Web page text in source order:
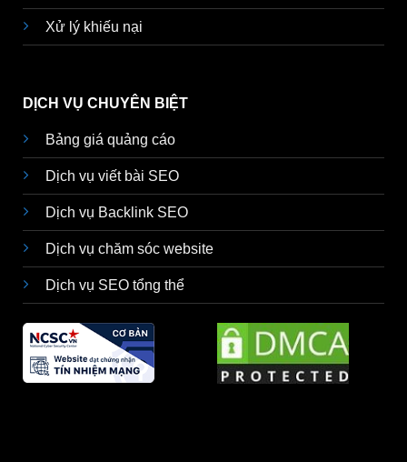
Xử lý khiếu nại
DỊCH VỤ CHUYÊN BIỆT
Bảng giá quảng cáo
Dịch vụ viết bài SEO
Dịch vụ Backlink SEO
Dịch vụ chăm sóc website
Dịch vụ SEO tổng thể